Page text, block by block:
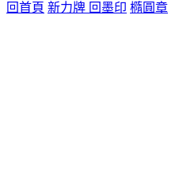
回首頁 新力牌 回墨印 橢圓章